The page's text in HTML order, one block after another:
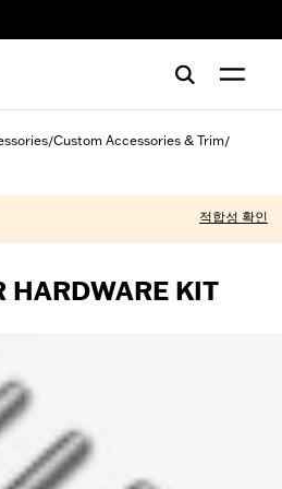
/Custom Accessories & Trim/
적합성 확인
HARDWARE KIT